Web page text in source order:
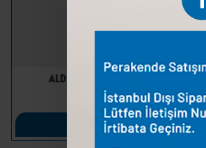
ALDOĞRU LOR PEYNİR KOVA 17 KG
927,50 ₺
SEPETE EKLE